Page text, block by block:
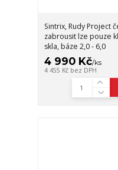
Sintrix, Rudy Project
zabrousit lze pouze
skla, báze 2,0 - 6,0
4 990 Kč/ks
4 455 Kč bez DPH